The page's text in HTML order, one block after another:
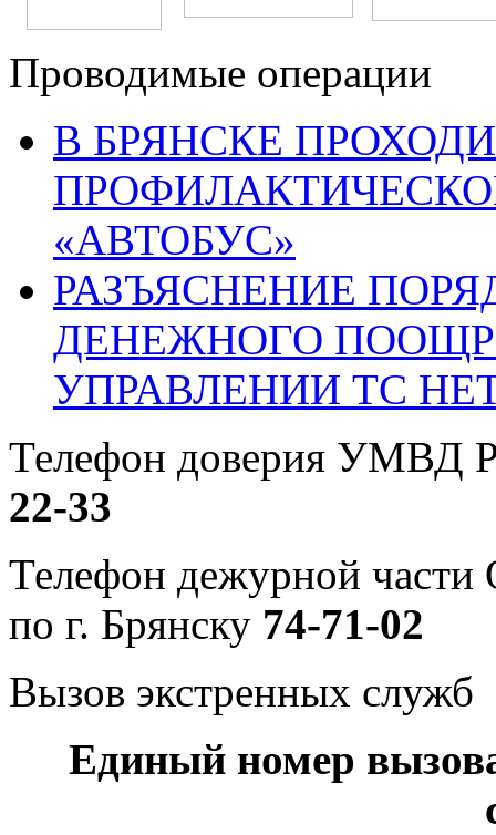
Проводимые операции
В БРЯНСКЕ
«АВТОБУС»
РАЗЪЯСНЕНИЕ
ДЕНЕЖНОГО
УПРАВЛЕНИИ ТС
Телефон доверия УМВД
22-33
Телефон дежурной
по г. Брянску 74-71-02
Вызов экстренных служб
Единый номер